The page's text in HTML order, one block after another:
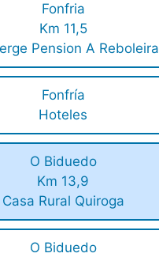
Fonfria
Km 11,5
Pension A Reboleira
Fonfría
Hoteles
O Biduedo
Km 13,9
Casa Rural Quiroga
O Biduedo